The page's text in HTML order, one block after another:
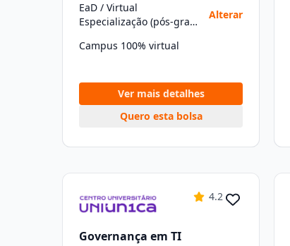
EaD / Virtual
Especialização (pós-graduação)
Alterar
Campus 100% virtual
Ver mais detalhes
Quero esta bolsa
4.2
Governança em TI